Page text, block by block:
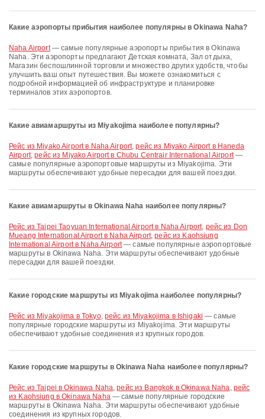
Какие аэропорты прибытия наиболее популярны в Okinawa Naha?
Naha Airport— самые популярные аэропорты прибытия в Okinawa
Naha. Эти аэропорты предлагают Детская комната, Зал отдыха,
Магазин беспошлинной торговли и множество других удобств, чтобы
улучшить ваш опыт путешествия. Вы можете ознакомиться с
подробной информацией об инфраструктуре и планировке
терминалов этих аэропортов.
Какие авиамаршруты из Miyakojima наиболее популярны?
рейс из Miyako Airport в Naha Airport,рейс из Miyako Airport в Haneda
Airport,рейс из Miyako Airport в Chubu Centrair International Airport—
самые популярные аэропортовые маршруты из Miyakojima. Эти
маршруты обеспечивают удобные пересадки для вашей поездки.
Какие авиамаршруты в Okinawa Naha наиболее популярны?
рейс из Taipei Taoyuan International Airport в Naha Airport, рейс из Don
Mueang International Airport в Naha Airport,рейс из Kaohsiung
International Airport в Naha Airport— самые популярные аэропортовые
маршруты в Okinawa Naha. Эти маршруты обеспечивают удобные
пересадки для вашей поездки.
Какие городские маршруты из Miyakojima наиболее популярны?
рейс из Miyakojima в Tokyo, рейс из Miyakojima в Ishigaki — самые
популярные городские маршруты из Miyakojima. Эти маршруты
обеспечивают удобные соединения из крупных городов.
Какие городские маршруты в Okinawa Naha наиболее популярны?
рейс из Taipei в Okinawa Naha,рейс из Bangkok в Okinawa Naha, рейс
из Kaohsiung в Okinawa Naha— самые популярные городские
маршруты в Okinawa Naha. Эти маршруты обеспечивают удобные
соединения из крупных городов.